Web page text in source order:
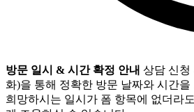
방문 일시 & 시간 확정 안내 상담 신청
화)을 통해 정확한 방문 날짜와 시간
희망하시는 일시가 폼 항목에 없더라